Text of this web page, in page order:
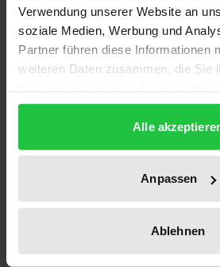
Verwendung unserer Website an
soziale Medien, Werbung und
Partner führen diese Informationen
weiteren Daten zusammen, die Sie
gesammelt haben.
Alle
Anpassen
Ablehnen
Betracht zu ziehenden
Rahmenbedingungen. Im
Entrepreneurial Marketing steht
die Innovation oder die
dokumentiert, beziehungsweise
Unternehmen ist heute im
seine Waren und
diesem Zusammenhang geht es
Aspekte von Domains und die